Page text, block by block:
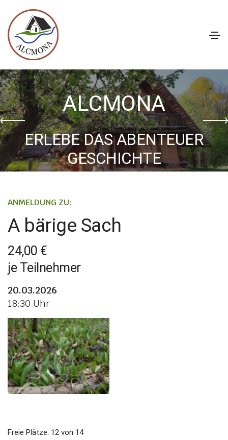
ALCMONA
ERLEBE DAS ABENTEUER
GESCHICHTE
ANMELDUNG ZU:
A bärige Sach
24,00 €
je Teilnehmer
20.03.2026
18:30 Uhr
Freie Plätze: 12 von 14